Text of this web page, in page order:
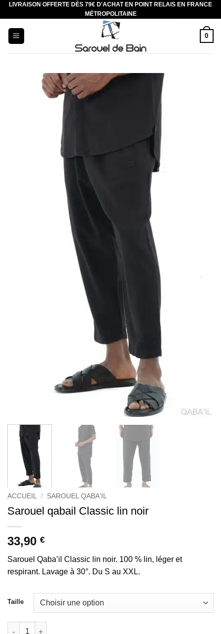
Aller
au
contenu
LIVRAISON OFFERTE DÈS 79€ D'ACHAT EN POINT RELAIS EN FRANCE
MÉTROPOLITAINE
0
ACCUEIL / SAROUEL QABA'IL
Sarouel qabail Classic lin noir
33,90 €
Sarouel Qaba’il Classic lin noir. 100 % lin, léger et
respirant. Lavage à 30°. Du S au XXL.
Taille
quantité de Sarouel qabail Classic lin noir